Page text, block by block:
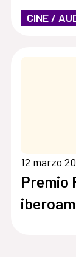
CINE /
12 marzo
Premio